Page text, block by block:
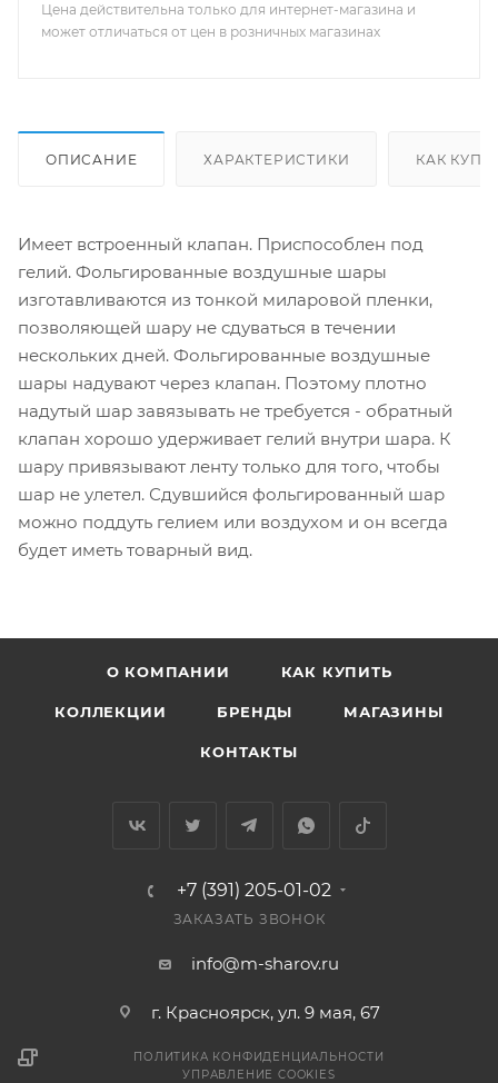
Цена действительна только для интернет-магазина и
может отличаться от цен в розничных магазинах
ОПИСАНИЕ ХАРАКТЕРИСТИКИ КАК
Имеет встроенный клапан. Приспособлен под
гелий. Фольгированные воздушные шары
изготавливаются из тонкой миларовой пленки,
позволяющей шару не сдуваться в течении
нескольких дней. Фольгированные воздушные
шары надувают через клапан. Поэтому плотно
надутый шар завязывать не требуется - обратный
клапан хорошо удерживает гелий внутри шара. К
шару привязывают ленту только для того, чтобы
шар не улетел. Сдувшийся фольгированный шар
можно поддуть гелием или воздухом и он всегда
будет иметь товарный вид.
О КОМПАНИИ КАК КУПИТЬ
КОЛЛЕКЦИИ БРЕНДЫ МАГАЗИНЫ
КОНТАКТЫ
+7 (391) 205-01-02
ЗАКАЗАТЬ ЗВОНОК
info@m-sharov.ru
г. Красноярск, ул. 9 мая, 67
ПОЛИТИКА КОНФИДЕНЦИАЛЬНОСТИ
УПРАВЛЕНИЕ COOKIES